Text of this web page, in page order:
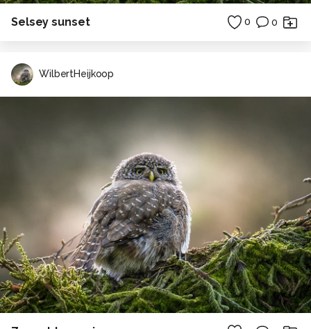
Selsey sunset 0 0
WilbertHeijkoop